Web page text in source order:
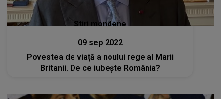
Stiri mondene
09 sep 2022
Povestea de viață a noului rege al Marii
Britanii. De ce iubește România?